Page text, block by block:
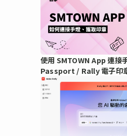
使用 SMTOWN App 連接
Passport / Rally 電子印